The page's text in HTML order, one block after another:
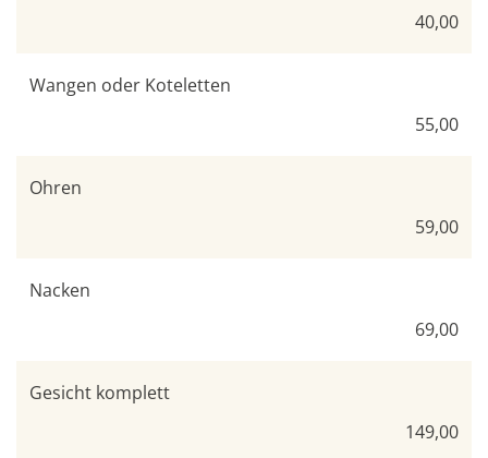
40,00
Wangen oder Koteletten
55,00
Ohren
59,00
Nacken
69,00
Gesicht komplett
149,00